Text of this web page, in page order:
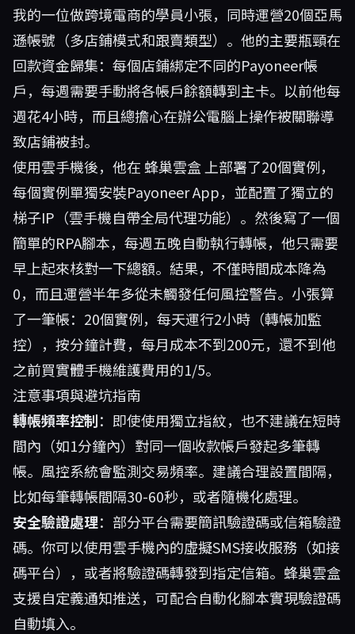
我的一位做跨境電商的學員小張，同時運營20個亞馬
遜帳號（多店鋪模式和跟賣類型）。他的主要瓶頸在
回款資金歸集：每個店鋪綁定不同的Payoneer帳
戶，每週需要手動將各帳戶餘額轉到主卡。以前他每
週花4小時，而且總擔心在辦公電腦上操作被關聯導
致店鋪被封。
使用雲手機後，他在 蜂巢雲盒 上部署了20個實例，
每個實例單獨安裝Payoneer App，並配置了獨立的
梯子IP（雲手機自帶全局代理功能）。然後寫了一個
簡單的RPA腳本，每週五晚自動執行轉帳，他只需要
早上起來核對一下總額。結果，不僅時間成本降為
0，而且運營半年多從未觸發任何風控警告。小張算
了一筆帳：20個實例，每天運行2小時（轉帳加監
控），按分鐘計費，每月成本不到200元，還不到他
之前買實體手機維護費用的1/5。
注意事項與避坑指南
轉帳頻率控制：即使使用獨立指紋，也不建議在短時
間內（如1分鐘內）對同一個收款帳戶發起多筆轉
帳。風控系統會監測交易頻率。建議合理設置間隔，
比如每筆轉帳間隔30-60秒，或者隨機化處理。
安全驗證處理：部分平台需要簡訊驗證碼或信箱驗證
碼。你可以使用雲手機內的虛擬SMS接收服務（如接
碼平台），或者將驗證碼轉發到指定信箱。蜂巢雲盒
支援自定義通知推送，可配合自動化腳本實現驗證碼
自動填入。